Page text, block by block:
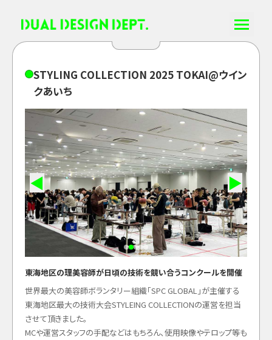
STYLING COLLECTION 2025 TOKAI@ウイン
クあいち
◀ ▶
東海地区の理美容師が日頃の技術を競い合うコンクールを開催
世界最大の美容師ボランタリー組織「SPC GLOBAL」が主催する
東海地区最大の技術大会STYLEING COLLECTIONの運営を担当
させて頂きました。
MCや運営スタッフの手配などはもちろん、使用映像やテロップ等も